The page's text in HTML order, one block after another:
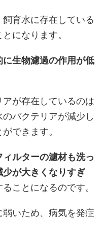
育水に存在している
になります。
生物濾過の作用が低
が存在しているのは
バクテリアが減少し
できます。
ルターの濾材も洗っ
が大きくなりすぎ
ることになるのです。
いため、病気を発症